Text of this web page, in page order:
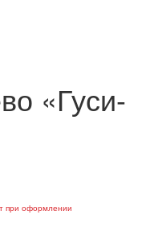
«Гуси-
при оформлении